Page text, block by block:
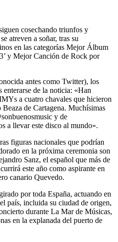
cosechando triunfos y
atreven a soñar, tras su
en las categorías Mejor Álbum
y Mejor Canción de Rock por
antes como Twitter), los
enterarse de la noticia: «Han
a cuatro chavales que hicieron
de Cartagena. Muchísimas
y de
a llevar este disco al mundo».
figuras nacionales que podrían
en la próxima ceremonia son
Sanz, el español que más de
este año como aspirante en
canario Quevedo.
por toda España, actuando en
país, incluida su ciudad de origen,
durante La Mar de Músicas,
en la explanada del puerto de